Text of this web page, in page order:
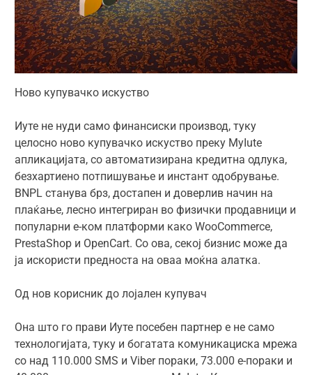
Ново купувачко искуство
Иуте не нуди само финансиски производ, туку
целосно ново купувачко искуство преку MyIute
апликацијата, со автоматизирана кредитна одлука,
безхартиено потпишување и инстант одобрување.
BNPL станува брз, достапен и доверлив начин на
плаќање, лесно интегриран во физички продавници и
популарни е-ком платформи како WooCommerce,
PrestaShop и OpenCart. Со ова, секој бизнис може да
ја искористи предноста на оваа моќна алатка.
Од нов корисник до лојален купувач
Она што го прави Иуте посебен партнер е не само
технологијата, туку и богатата комуникациска мрежа
со над 110.000 SMS и Viber пораки, 73.000 е-пораки и